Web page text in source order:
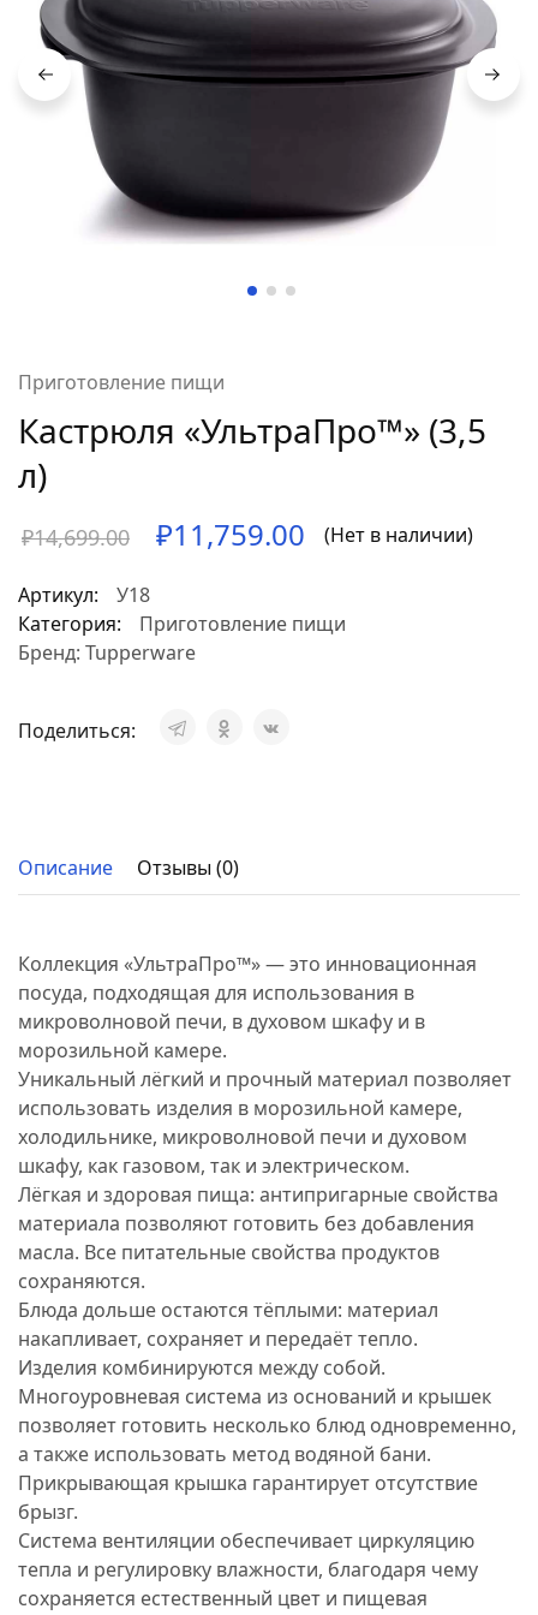
Приготовление пищи
Кастрюля «УльтраПро™» (3,5
л)
₽14,699.00 ₽11,759.00 (Нет в наличии)
Артикул:
У18
Категория:
Приготовление пищи
Бренд: Tupperware
Поделиться:
Описание Отзывы (0)
Коллекция «УльтраПро™» — это инновационная
посуда, подходящая для использования в
микроволновой печи, в духовом шкафу и в
морозильной камере.
Уникальный лёгкий и прочный материал позволяет
использовать изделия в морозильной камере,
холодильнике, микроволновой печи и духовом
шкафу, как газовом, так и электрическом.
Лёгкая и здоровая пища: антипригарные свойства
материала позволяют готовить без добавления
масла. Все питательные свойства продуктов
сохраняются.
Блюда дольше остаются тёплыми: материал
накапливает, сохраняет и передаёт тепло.
Изделия комбинируются между собой.
Многоуровневая система из оснований и крышек
позволяет готовить несколько блюд одновременно,
а также использовать метод водяной бани.
Прикрывающая крышка гарантирует отсутствие
брызг.
Система вентиляции обеспечивает циркуляцию
тепла и регулировку влажности, благодаря чему
сохраняется естественный цвет и пищевая